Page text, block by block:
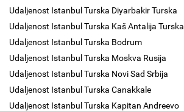
Udaljenost Istanbul Turska Diyarbakir Turska
Udaljenost Istanbul Turska Kaš Antalija Turska
Udaljenost Istanbul Turska Bodrum
Udaljenost Istanbul Turska Moskva Rusija
Udaljenost Istanbul Turska Novi Sad Srbija
Udaljenost Istanbul Turska Canakkale
Udaljenost Istanbul Turska Kapitan Andreevo